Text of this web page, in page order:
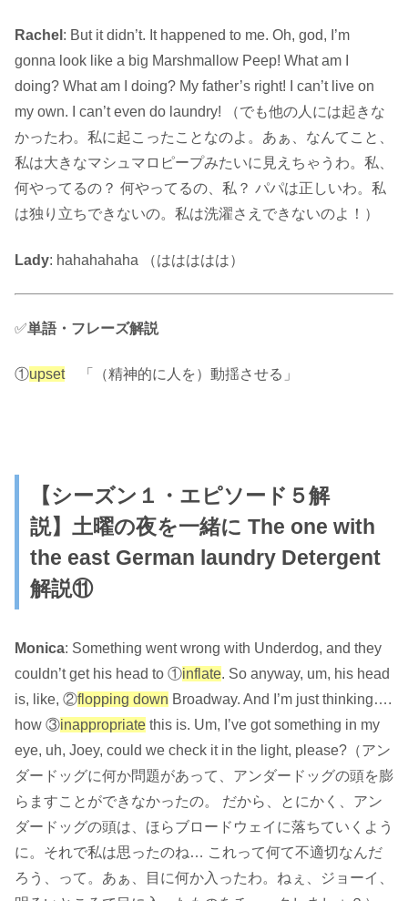
Rachel : But it didn’t. It happened to me. Oh, god, I’m
gonna look like a big Marshmallow Peep! What am I
doing? What am I doing? My father’s right! I can’t live on
my own. I can’t even do laundry! （でも他の人には起きな
かったわ。私に起こったことなのよ。あぁ、なんてこと、
私は大きなマシュマロピープみたいに見えちゃうわ。私、
何やってるの？ 何やってるの、私？ パパは正しいわ。私
は独り立ちできないの。私は洗濯さえできないのよ！）
Lady: hahahahaha （ははははは）
✅単語・フレーズ解説
①upset「（精神的に人を）動揺させる」
【シーズン１・エピソード５解
説】 土曜の夜を一緒に The one with
the east German laundry Detergent
解説⑪
Monica: Something went wrong with Underdog, and they
couldn’t get his head to ①inflate. So anyway, um, his head
is, like, ②flopping down Broadway. And I’m just thinking….
how ③inappropriate this is. Um, I’ve got something in my
eye, uh, Joey, could we check it in the light, please?（アン
ダードッグに何か問題があって、アンダードッグの頭を膨
らますことができなかったの。 だから、とにかく、アン
ダードッグの頭は、ほらブロードウェイに落ちていくよう
に。それで私は思ったのね… これって何て不適切なんだ
ろう、って。あぁ、目に何か入ったわ。ねぇ、ジョーイ、